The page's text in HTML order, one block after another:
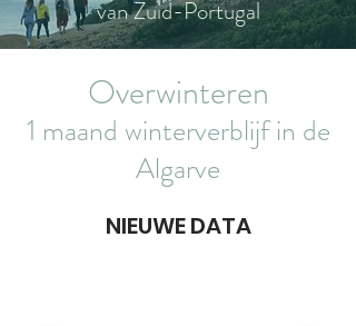
van Zuid-Portugal
Overwinteren
1 maand winterverblijf in de
Algarve
NIEUWE DATA